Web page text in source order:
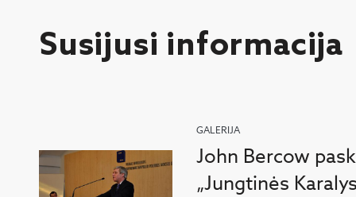
Susijusi informacija
GALERIJA
John Bercow
„Jungtinės